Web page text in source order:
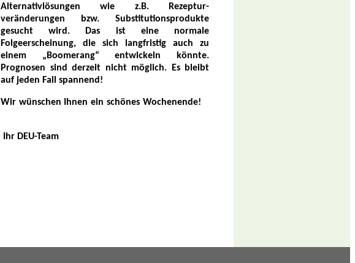
Alternativlösungen wie z.B. Rezeptur-
veränderungen bzw. Substitutionsprodukte
gesucht wird. Das ist eine normale
Folgeerscheinung, die sich langfristig auch zu
einem „Boomerang“ entwickeln könnte.
Prognosen sind derzeit nicht möglich. Es bleibt
auf jeden Fall spannend!
Wir wünschen Ihnen ein schönes Wochenende!
Ihr DEU-Team